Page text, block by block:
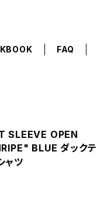
FAQ
SLEEVE OPEN
BLUE ダックテ
ャツ